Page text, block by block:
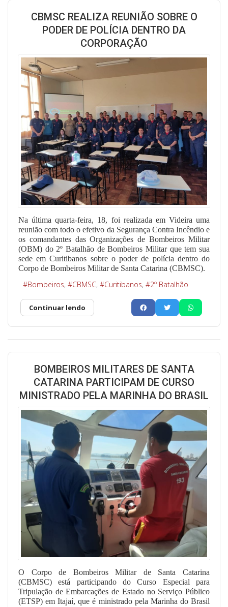
CBMSC REALIZA REUNIÃO SOBRE O
PODER DE POLÍCIA DENTRO DA
CORPORAÇÃO
Na última quarta-feira, 18, foi realizada em Videira uma
reunião com todo o efetivo da Segurança Contra Incêndio e
os comandantes das Organizações de Bombeiros Militar
(OBM) do 2º Batalhão de Bombeiros Militar que tem sua
sede em Curitibanos sobre o poder de polícia dentro do
Corpo de Bombeiros Militar de Santa Catarina (CBMSC).
Bombeiros CBMSC Curitibanos 2º Batalhão
Continuar lendo
BOMBEIROS MILITARES DE SANTA
CATARINA PARTICIPAM DE CURSO
MINISTRADO PELA MARINHA DO BRASIL
O Corpo de Bombeiros Militar de Santa Catarina
(CBMSC) está participando do Curso Especial para
Tripulação de Embarcações de Estado no Serviço Público
(ETSP) em Itajaí, que é ministrado pela Marinha do Brasil